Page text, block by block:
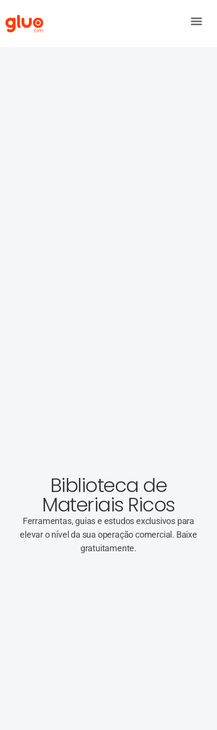
Biblioteca de
Materiais Ricos
Ferramentas, guias e estudos exclusivos para
elevar o nível da sua operação comercial. Baixe
gratuitamente.